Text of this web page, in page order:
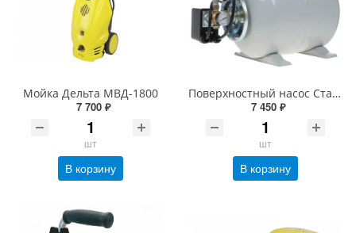
Мойка Дельта МВД-1800
7 700 ₽
шт
В корзину
Поверхностный насос Ставр НС-600/20 [600 Вт, 50 л/мин, высота - 35 м, примеси - 5 мм]
7 450 ₽
шт
В корзину